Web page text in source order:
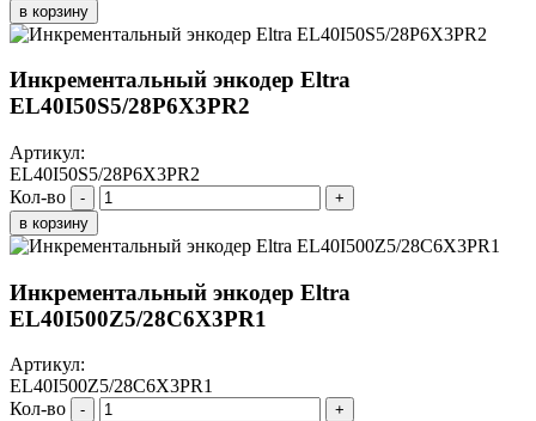
в корзину
Инкрементальный энкодер Eltra
EL40I50S5/28P6X3PR2
Артикул:
EL40I50S5/28P6X3PR2
Кол-во
-
+
в корзину
Инкрементальный энкодер Eltra
EL40I500Z5/28C6X3PR1
Артикул:
EL40I500Z5/28C6X3PR1
Кол-во
-
+